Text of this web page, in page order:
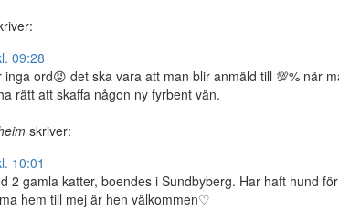
09:28
inga ord😡 det ska vara att man blir anmäld till 💯% när
rätt att skaffa någon ny fyrbent vän.
skriver:
10:01
2 gamla katter, boendes i Sundbyberg. Har haft hund
hem till mej är hen välkommen♡